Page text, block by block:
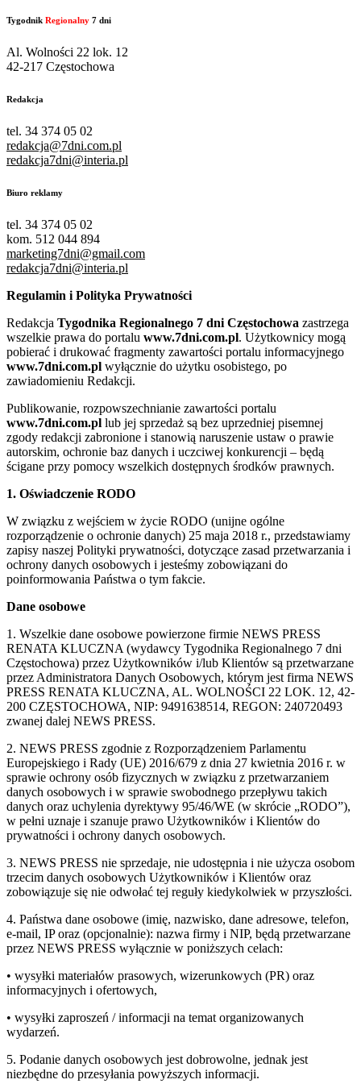
Tygodnik Regionalny 7 dni
Al. Wolności 22 lok. 12
42-217 Częstochowa
Redakcja
tel. 34 374 05 02
redakcja@7dni.com.pl
redakcja7dni@interia.pl
Biuro reklamy
tel. 34 374 05 02
kom. 512 044 894
marketing7dni@gmail.com
redakcja7dni@interia.pl
Regulamin i Polityka Prywatności
Redakcja Tygodnika Regionalnego 7 dni Częstochowa zastrzega
wszelkie prawa do portalu www.7dni.com.pl. Użytkownicy mogą
pobierać i drukować fragmenty zawartości portalu informacyjnego
www.7dni.com.pl wyłącznie do użytku osobistego, po
zawiadomieniu Redakcji.
Publikowanie, rozpowszechnianie zawartości portalu
www.7dni.com.pl lub jej sprzedaż są bez uprzedniej pisemnej
zgody redakcji zabronione i stanowią naruszenie ustaw o prawie
autorskim, ochronie baz danych i uczciwej konkurencji – będą
ścigane przy pomocy wszelkich dostępnych środków prawnych.
1. Oświadczenie RODO
W związku z wejściem w życie RODO (unijne ogólne
rozporządzenie o ochronie danych) 25 maja 2018 r., przedstawiamy
zapisy naszej Polityki prywatności, dotyczące zasad przetwarzania i
ochrony danych osobowych i jesteśmy zobowiązani do
poinformowania Państwa o tym fakcie.
Dane osobowe
1. Wszelkie dane osobowe powierzone firmie NEWS PRESS
RENATA KLUCZNA (wydawcy Tygodnika Regionalnego 7 dni
Częstochowa) przez Użytkowników i/lub Klientów są przetwarzane
przez Administratora Danych Osobowych, którym jest firma NEWS
PRESS RENATA KLUCZNA, AL. WOLNOŚCI 22 LOK. 12, 42-
200 CZĘSTOCHOWA, NIP: 9491638514, REGON: 240720493
zwanej dalej NEWS PRESS.
2. NEWS PRESS zgodnie z Rozporządzeniem Parlamentu
Europejskiego i Rady (UE) 2016/679 z dnia 27 kwietnia 2016 r. w
sprawie ochrony osób fizycznych w związku z przetwarzaniem
danych osobowych i w sprawie swobodnego przepływu takich
danych oraz uchylenia dyrektywy 95/46/WE (w skrócie „RODO”),
w pełni uznaje i szanuje prawo Użytkowników i Klientów do
prywatności i ochrony danych osobowych.
3. NEWS PRESS nie sprzedaje, nie udostępnia i nie użycza osobom
trzecim danych osobowych Użytkowników i Klientów oraz
zobowiązuje się nie odwołać tej reguły kiedykolwiek w przyszłości.
4. Państwa dane osobowe (imię, nazwisko, dane adresowe, telefon,
e-mail, IP oraz (opcjonalnie): nazwa firmy i NIP, będą przetwarzane
przez NEWS PRESS wyłącznie w poniższych celach:
• wysyłki materiałów prasowych, wizerunkowych (PR) oraz
informacyjnych i ofertowych,
• wysyłki zaproszeń / informacji na temat organizowanych
wydarzeń.
5. Podanie danych osobowych jest dobrowolne, jednak jest
niezbędne do przesyłania powyższych informacji.